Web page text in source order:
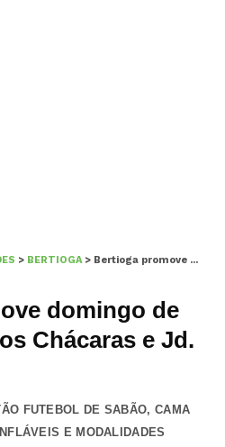
> BERTIOGA> Bertioga promove domingo de lazer nos bairros Chácaras e Jd. Raphael
domingo de
Chácaras e Jd.
FUTEBOL DE SABÃO, CAMA
E MODALIDADES